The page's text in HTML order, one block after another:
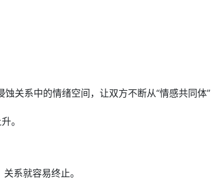
关系中的情绪空间，让双方不断从“情感共同体”
。
系就容易终止。